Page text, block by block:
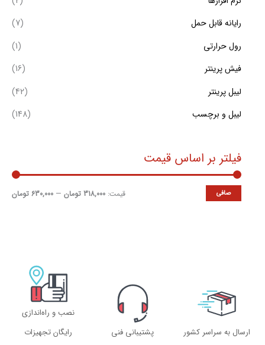
رایانه قابل حمل
(7)
رول حرارتی
(1)
فیش پرینتر
(16)
لیبل پرینتر
(42)
لیبل و برچسب
(148)
فیلتر بر اساس قیمت
صافی قيمت: 318,000 تومان — 630,000 تومان
ارسال به سراسر کشور پشتیبانی فنی
نصب و راه‌اندازی
رایگان تجهیزات